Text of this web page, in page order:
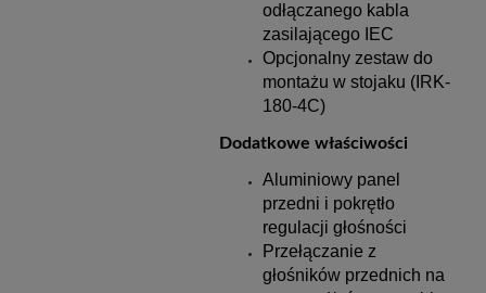
odłączanego kabla
zasilającego IEC
Opcjonalny zestaw do
montażu w stojaku (IRK-
180-4C)
Dodatkowe właściwości
Aluminiowy panel
przedni i pokrętło
regulacji głośności
Przełączanie z
głośników przednich na